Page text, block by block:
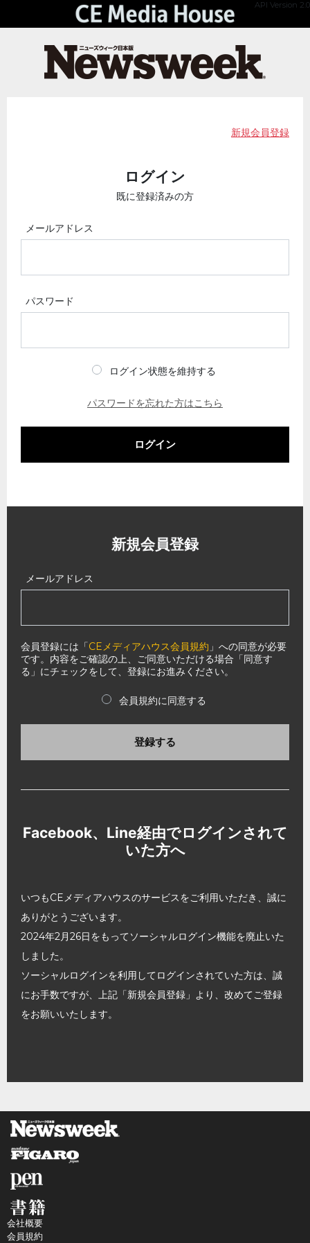
API Version 2.0
新規会員登録
ログイン
既に登録済みの方
メールアドレス
パスワード
ログイン状態を維持する
パスワードを忘れた方はこちら
ログイン
新規会員登録
メールアドレス
会員登録には「CEメディアハウス会員規約 」への同意が必要
です。内容をご確認の上、ご同意いただける場合「同意す
る」にチェックをして、登録にお進みください。
会員規約に同意する
登録する
Facebook、Line経由でログインされて
いた方へ
いつもCEメディアハウスのサービスをご利用いただき、誠に
ありがとうございます。
2024年2月26日をもってソーシャルログイン機能を廃止いた
しました。
ソーシャルログインを利用してログインされていた方は、誠
にお手数ですが、上記「新規会員登録」より、改めてご登録
をお願いいたします。
会社概要
会員規約